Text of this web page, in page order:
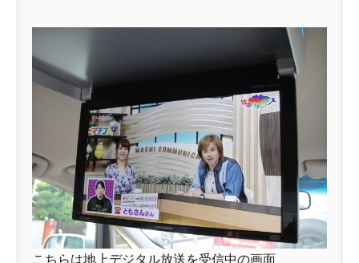
こちらは地上デジタル放送を受信中の画面